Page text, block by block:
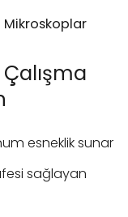
Mikroskoplar
esneklik sunar
sağlayan